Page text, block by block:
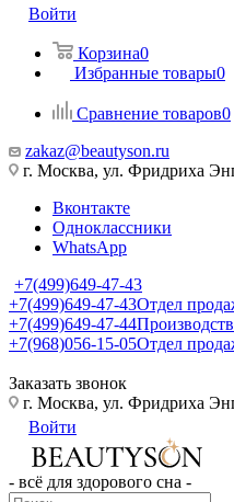
Войти
Корзина0
Избранные товары0
Сравнение товаров0
zakaz@beautyson.ru
г. Москва, ул. Фридриха
Вконтакте
Одноклассники
WhatsApp
+7(499)649-47-43
+7(499)649-47-43Отдел
+7(499)649-47-44
+7(968)056-15-05Отдел
Заказать звонок
г. Москва, ул. Фридриха
Войти
- всё для здорового сна -